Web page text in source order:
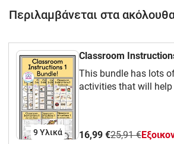
Περιλαμβάνεται στα
9 Υλικά
Classroom
This bundle has lots
activities that will
16,99 €25,91 €